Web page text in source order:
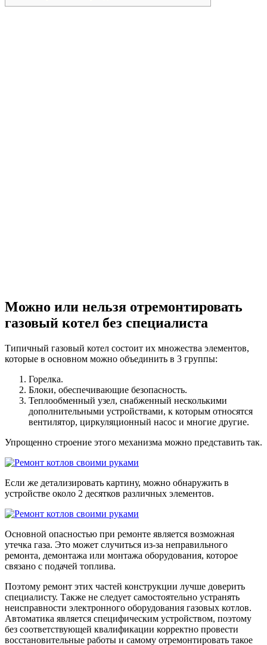
Можно или нельзя отремонтировать
газовый котел без специалиста
Типичный газовый котел состоит их множества элементов,
которые в основном можно объединить в 3 группы:
Горелка.
Блоки, обеспечивающие безопасность.
Теплообменный узел, снабженный несколькими
дополнительными устройствами, к которым относятся
вентилятор, циркуляционный насос и многие другие.
Упрощенно строение этого механизма можно представить так.
Если же детализировать картину, можно обнаружить в
устройстве около 2 десятков различных элементов.
Основной опасностью при ремонте является возможная
утечка газа. Это может случиться из-за неправильного
ремонта, демонтажа или монтажа оборудования, которое
связано с подачей топлива.
Поэтому ремонт этих частей конструкции лучше доверить
специалисту. Также не следует самостоятельно устранять
неисправности электронного оборудования газовых котлов.
Автоматика является специфическим устройством, поэтому
без соответствующей квалификации корректно провести
восстановительные работы и самому отремонтировать такое